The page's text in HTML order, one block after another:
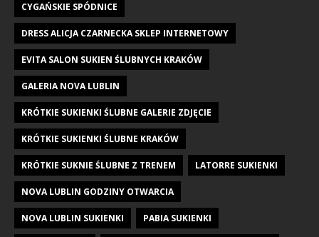
CYGAŃSKIE SPÓDNICE
DRESS ALICJA CZARNECKA SKLEP INTERNETOWY
EVITA SALON SUKIEN ŚLUBNYCH KRAKÓW
GALERIA NOVA LUBLIN
KRÓTKIE SUKIENKI ŚLUBNE GALERIE ZDJĘCIE
KRÓTKIE SUKIENKI ŚLUBNE KRAKÓW
KRÓTKIE SUKNIE ŚLUBNE Z TRENEM LATORRE SUKIENKI
NOVA LUBLIN GODZINY OTWARCIA
NOVA LUBLIN SUKIENKI PABIA SUKIENKI